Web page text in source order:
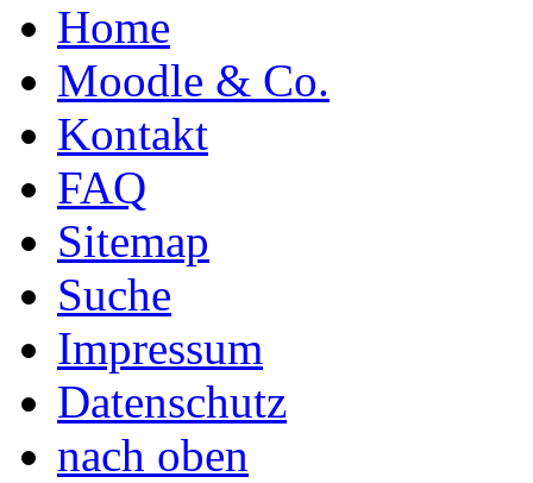
Home
Moodle & Co.
Kontakt
FAQ
Sitemap
Suche
Impressum
Datenschutz
nach oben